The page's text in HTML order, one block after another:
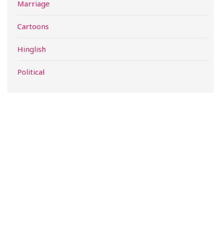
Marriage
Cartoons
Hinglish
Political